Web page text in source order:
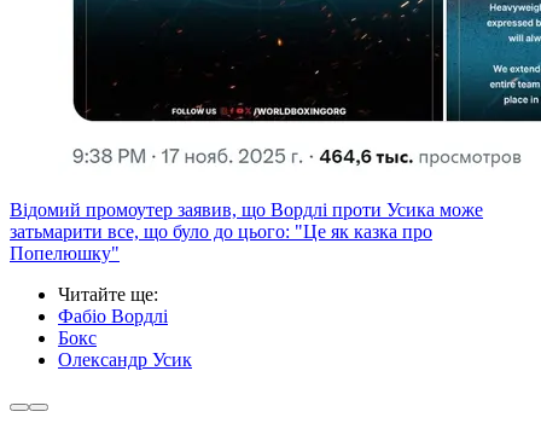
Відомий промоутер заявив, що Вордлі проти Усика може
затьмарити все, що було до цього: "Це як казка про
Попелюшку"
Читайте ще:
Фабіо Вордлі
Бокс
Олександр Усик